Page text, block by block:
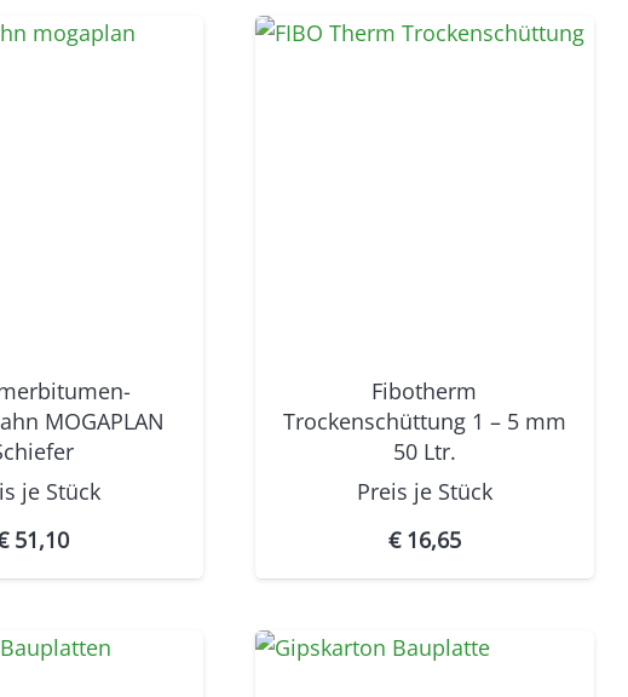
MOGAPLAN
je Stück
51,10
Fibotherm
Trockenschüttung 1 – 5 mm
50 Ltr.
Preis je Stück
€16,65